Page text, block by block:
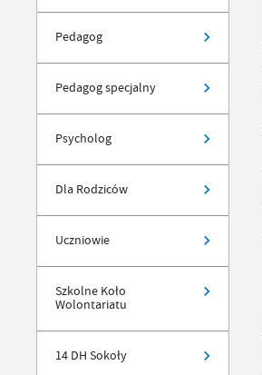
Pedagog
Pedagog specjalny
Psycholog
Dla Rodziców
Uczniowie
Szkolne Koło
Wolontariatu
14 DH Sokoły